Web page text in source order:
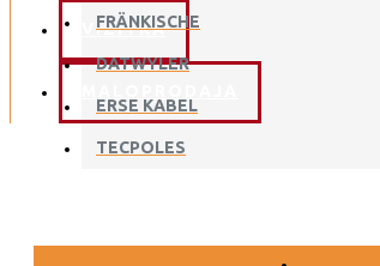
VIZITKA
FRÄNKISCHE
DATWYLER
ERSE KABEL
TECPOLES